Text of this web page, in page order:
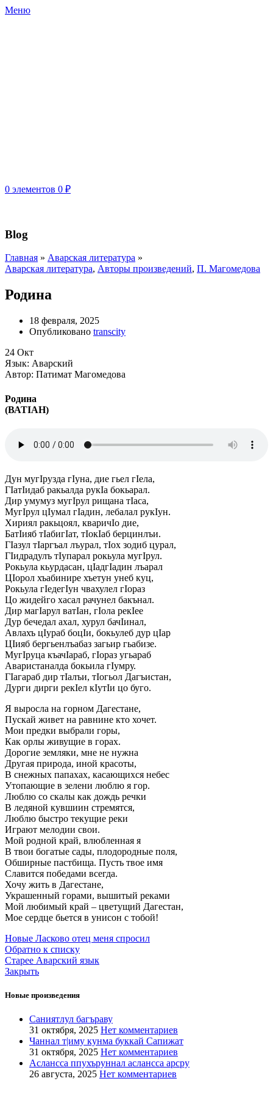
Меню
0 элементов 0 ₽
Blog
Главная » Аварская литература »
Аварская литература, Авторы произведений, П. Магомедова
Родина
18 февраля, 2025
Опубликовано transcity
24 Окт
Язык: Аварский
Автор: Патимат Магомедова
Родина
(ВАТIАН)
Дун мугIрузда гIуна, дие гьел гIела,
ГIатIидаб ракьалда рукIа бокьарал.
Дир умумуз мугIрул рищана тIаса,
МугIрул цIумал гIадин, лебалал рукIун.
Хириял ракьцоял, кваричIо дие,
БатIияб тIабигIат, тIокIаб берцинлъи.
ГIазул тIаргъал лъурал, тIох зодиб цурал,
ГIидрадулъ тIупарал рокьула мугIрул.
Рокьула кьурдасан, цIадгIадин лъарал
ЦIорол хъабинире хъетун унеб куц,
Рокьула гIедегIун чвахулел гIораз
Цо жидейго хасал рачунел бакънал.
Дир магIарул ватIан, гIола рекIeе
Дур бечедал ахал, хурул бачIинал,
Авлахъ цIураб боцIи, бокьулеб дур цIар
ЦIияб бергьенлъабаз загьир гьабизе.
МугIруца къачIараб, гIораз угьараб
Аваристаналда бокьила гIумру.
ГIагараб дир тIалъи, тIогьол Дагъистан,
Дурги дирги рекIел кIутIи цо буго.
Я выросла на горном Дагестане,
Пускай живет на равнине кто хочет.
Мои предки выбрали горы,
Как орлы живущие в горах.
Дорогие земляки, мне не нужна
Другая природа, иной красоты,
В снежных папахах, касающихся небес
Утопающие в зелени люблю я гор.
Люблю со скалы как дождь речки
В ледяной кувшиин стремятся,
Люблю быстро текущие реки
Играют мелодии свои.
Мой родной край, влюбленная я
В твои богатые сады, плодородные поля,
Обширные пастбища. Пусть твое имя
Славится победами всегда.
Хочу жить в Дагестане,
Украшенный горами, вышитый реками
Мой любимый край – цветущий Дагестан,
Мое сердце бьется в унисон с тобой!
Новые Ласково отец меня спросил
Обратно к списку
Старее Аварский язык
Закрыть
Новые произведения
Саниятлул багъраву
31 октября, 2025 Нет комментариев
Чаннал т|иму кунма буккай Сапижат
31 октября, 2025 Нет комментариев
Аслансса ппухъруннал аслансса арсру
26 августа, 2025 Нет комментариев